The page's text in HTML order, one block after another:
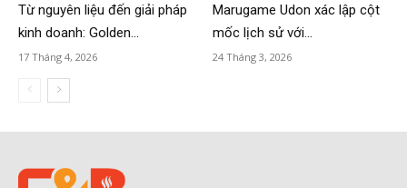
Từ nguyên liệu đến giải pháp
kinh doanh: Golden...
17 Tháng 4, 2026
Marugame Udon xác lập cột
mốc lịch sử với...
24 Tháng 3, 2026